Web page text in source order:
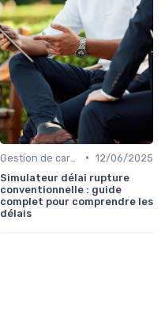
• 12/06/2025
Simulateur délai rupture
conventionnelle : guide
complet pour comprendre les
délais